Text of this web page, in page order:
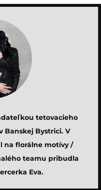
tetovacieho
Banskej Bystrici. V
na florálne motívy /
teamu pribudla
Eva.